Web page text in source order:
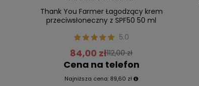
Thank You Farmer Łagodzący krem
przeciwsłoneczny z SPF50 50 ml
5.0
84,00 zł112,00 zł
Cena na telefon
Najniższa cena: 89,60 zł